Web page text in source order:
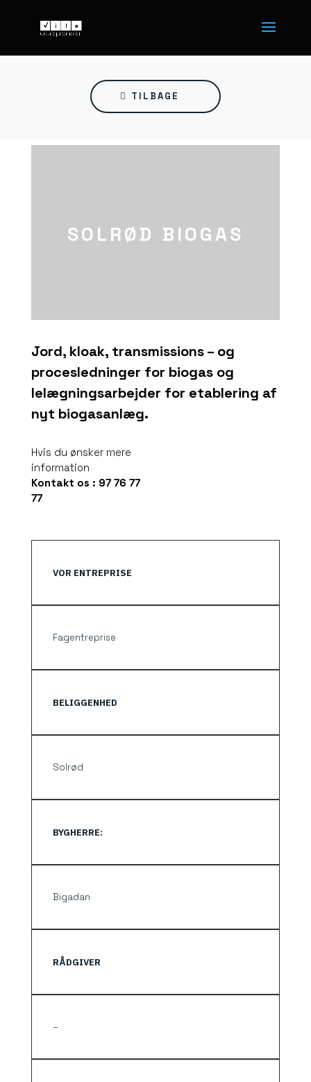
TILBAGE
SOLRØD BIOGAS
Jord, kloak, transmissions – og
procesledninger for biogas og
lelægningsarbejder for etablering af
nyt biogasanlæg.
Hvis du ønsker mere
information
Kontakt os : 97 76 77
77
VOR ENTREPRISE
Fagentreprise
BELIGGENHED
Solrød
BYGHERRE:
Bigadan
RÅDGIVER
–